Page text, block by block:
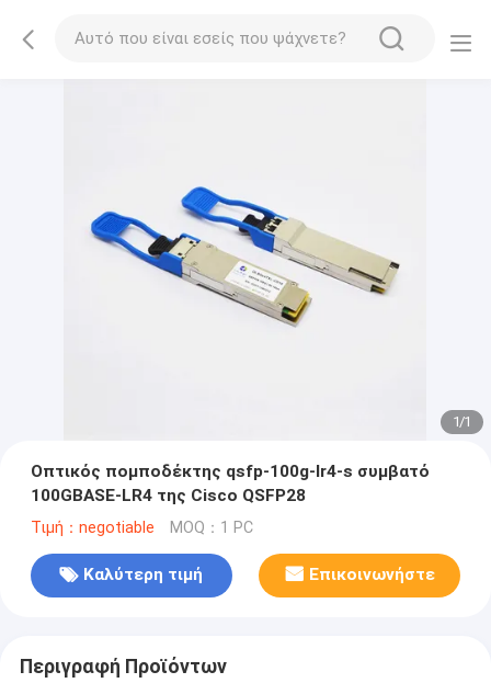
1/1
Οπτικός πομποδέκτης qsfp-100g-lr4-s συμβατό
100GBASE-LR4 της Cisco QSFP28
Τιμή：negotiable MOQ：1 PC
Καλύτερη τιμή Επικοινωνήστε
Περιγραφή Προϊόντων